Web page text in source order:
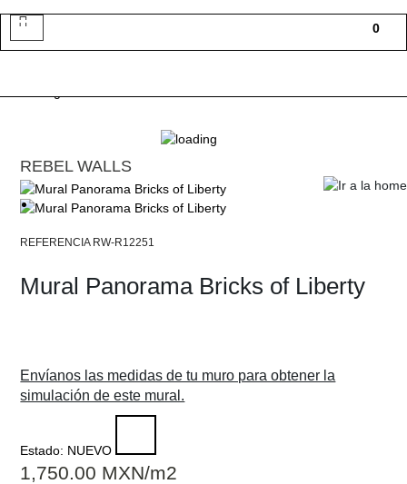
0
Toggle
REBEL WALLS
RW-R12251
Mural Panorama Bricks of Liberty
Envíanos las medidas de tu muro para obtener la
simulación de este mural.
Estado: NUEVO
1,750.00 MXN/m2